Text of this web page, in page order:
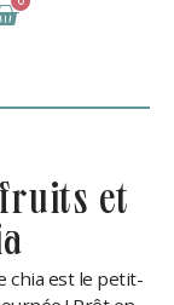
chia est le petit-